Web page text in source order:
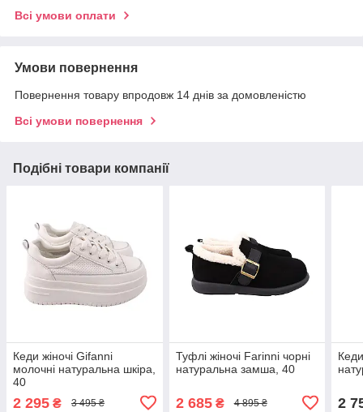
Всі умови оплати
Умови повернення
Повернення товару впродовж 14 днів за домовленістю
Всі умови повернення
Подібні товари компанії
Кеди жіночі Gifanni
молочні натуральна шкіра,
40
2 295 ₴ 3 495 ₴
Туфлі жіночі Farinni чорні
натуральна замша, 40
2 685₴ 4 895 ₴ 2